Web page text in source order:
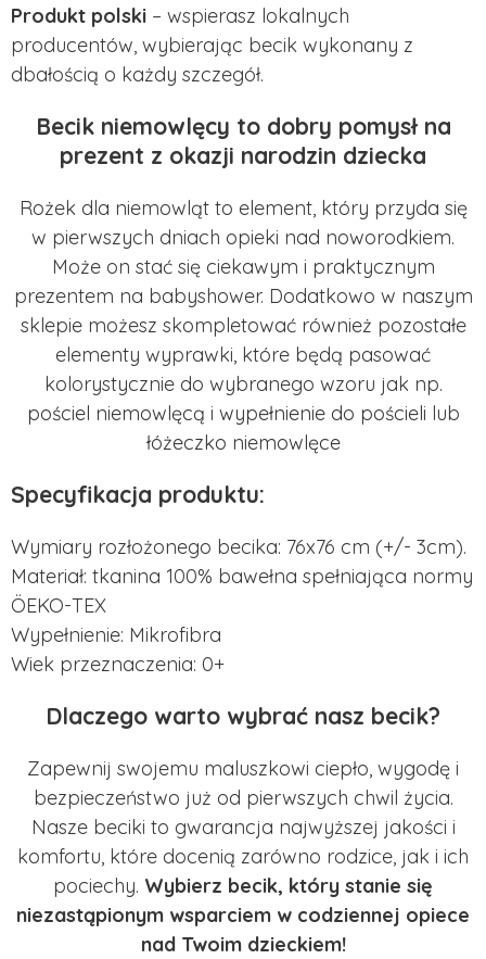
Produkt polski – wspierasz lokalnych
producentów, wybierając becik wykonany z
dbałością o każdy szczegół.
Becik niemowlęcy to dobry pomysł na
prezent z okazji narodzin dziecka
Rożek dla niemowląt to element, który przyda się
w pierwszych dniach opieki nad noworodkiem.
Może on stać się ciekawym i praktycznym
prezentem na babyshower. Dodatkowo w naszym
sklepie możesz skompletować również pozostałe
elementy wyprawki, które będą pasować
kolorystycznie do wybranego wzoru jak np.
pościel niemowlęcą i wypełnienie do pościeli lub
łóżeczko niemowlęce
Specyfikacja produktu:
Wymiary rozłożonego becika: 76x76 cm (+/- 3cm).
Materiał: tkanina 100% bawełna spełniająca normy
ÖEKO-TEX
Wypełnienie: Mikrofibra
Wiek przeznaczenia: 0+
Dlaczego warto wybrać nasz becik?
Zapewnij swojemu maluszkowi ciepło, wygodę i
bezpieczeństwo już od pierwszych chwil życia.
Nasze beciki to gwarancja najwyższej jakości i
komfortu, które docenią zarówno rodzice, jak i ich
pociechy. Wybierz becik, który stanie się
niezastąpionym wsparciem w codziennej opiece
nad Twoim dzieckiem!